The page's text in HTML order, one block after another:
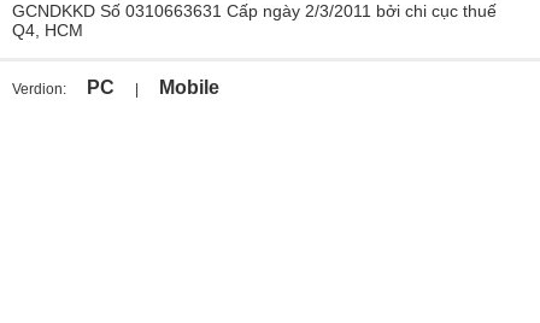
GCNDKKD Số 0310663631 Cấp ngày 2/3/2011 bởi chi cục thuế
Q4, HCM
Verdion: PC Mobile